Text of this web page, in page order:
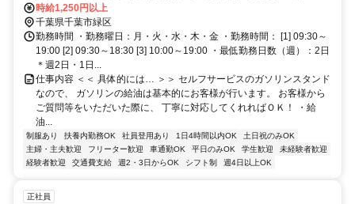
時給1,250円以上
千葉県千葉市緑区
勤務時間 ・勤務曜日：月・火・水・木・金 ・勤務時間： [1] 09:30～
19:00 [2] 09:30～18:30 [3] 10:00～19:00 ・最低勤務日数（週）：2日
＊週2日・1日...
仕事内容 ＜＜ 具体的には… ＞＞ セルフサービスのガソリンスタンド
なので、 ガソリンの給油は基本的にお客様が行います。 お客様から
ご質問等をいただいた際に、 丁寧に対応してくれればＯＫ！ ・給
油...
制服あり 扶養内勤務OK 社員登用あり 1日4時間以内OK
土日祝のみOK
主婦・主夫歓迎
フリーター歓迎 車通勤OK 平日のみOK 学生歓迎
未経験者歓迎
経験者歓迎
交通費支給 週2・3日からOK シフト制 週4日以上OK
正社員